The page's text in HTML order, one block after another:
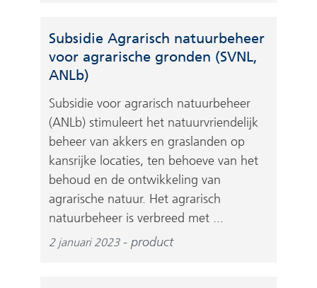
Subsidie Agrarisch natuurbeheer
voor agrarische gronden (SVNL,
ANLb)
Subsidie voor agrarisch natuurbeheer
(ANLb) stimuleert het natuurvriendelijk
beheer van akkers en graslanden op
kansrijke locaties, ten behoeve van het
behoud en de ontwikkeling van
agrarische natuur. Het agrarisch
natuurbeheer is verbreed met ...
2 januari 2023 product